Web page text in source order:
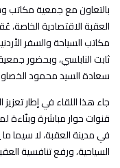
بالتعاون مع جمعية مكاتب
العقبة الاقتصادية
مكاتب السياحة والسفر
ثابت النابلسي، وبحضور
سعادة السيد محمود
جاء هذا اللقاء في إطار
قنوات حوار مباشرة وبنّاءة
في مدينة العقبة، لا سيما
السياحية، ورفع تنافسية